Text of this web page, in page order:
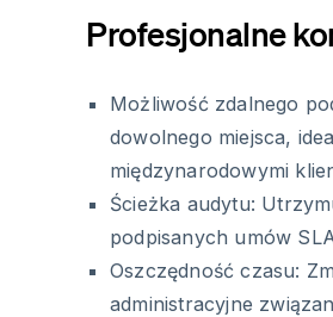
Profesjonalne
Możliwość zdalnego
dowolnego miejsca,
międzynarodowymi
Ścieżka audytu:
podpisanych umów
Oszczędność czasu:
administracyjne